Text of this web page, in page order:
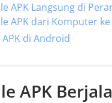
APK Langsung di
APK dari Komputer
di Android
APK